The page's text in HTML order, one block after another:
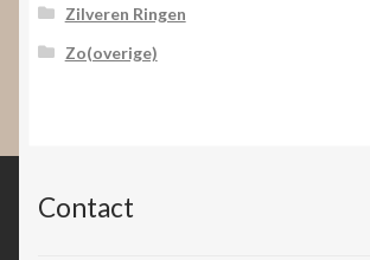
Zilveren Ringen
Zo(overige)
Contact